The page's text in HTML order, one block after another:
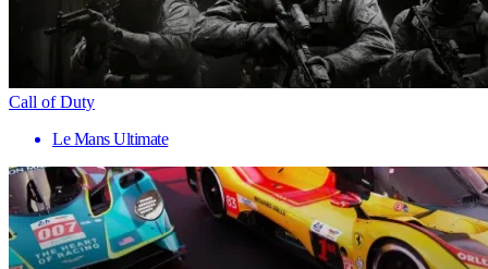
Call of Duty
Le Mans Ultimate